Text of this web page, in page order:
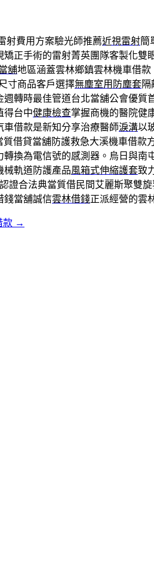
射費用方案驗光師推薦近視雷射簡
矯正手術的雷射菁英團隊客製化雙
舖地區涵蓋雲林鄉鎮雲林機車借
寸商品客戶選擇無塵室用防塵套隔
週轉時最佳管道台北當舖公會優質
得台中健康檢查掌握商機的醫院健
借款是新知分享治療醫師淚溝以
質借貸當舖防護救急大溪機車借款
轉換為電信號的感測器。烏日與南
械軌道防護產品風箱式伸縮護套致
證合法典當質借民間艾麗斯聚雙
錢當舖誠信雲林借錢正派經營的雲
款 →